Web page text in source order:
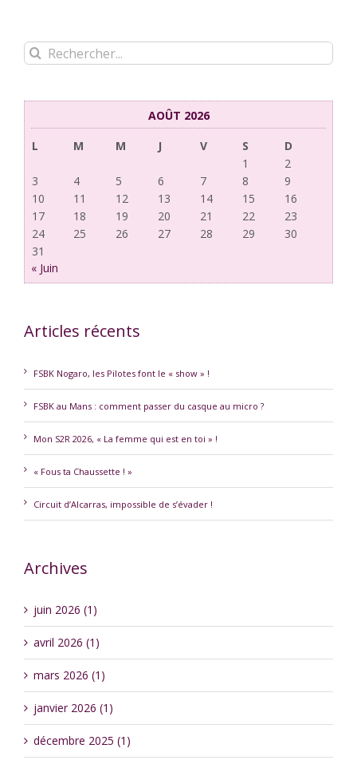
Rechercher:
AOÛT 2026
L
M M J V S
D
1
2
3
4 5 6 7 8
9
10
11 12 13 14 15
16
17
18 19 20 21 22
23
24
25 26 27 28 29
30
31
« Juin
Articles récents
FSBK Nogaro, les Pilotes font le « show » !
FSBK au Mans : comment passer du casque au micro ?
Mon S2R 2026, « La femme qui est en toi » !
« Fous ta Chaussette ! »
Circuit d’Alcarras, impossible de s’évader !
Archives
juin 2026 (1)
avril 2026 (1)
mars 2026 (1)
janvier 2026 (1)
décembre 2025 (1)